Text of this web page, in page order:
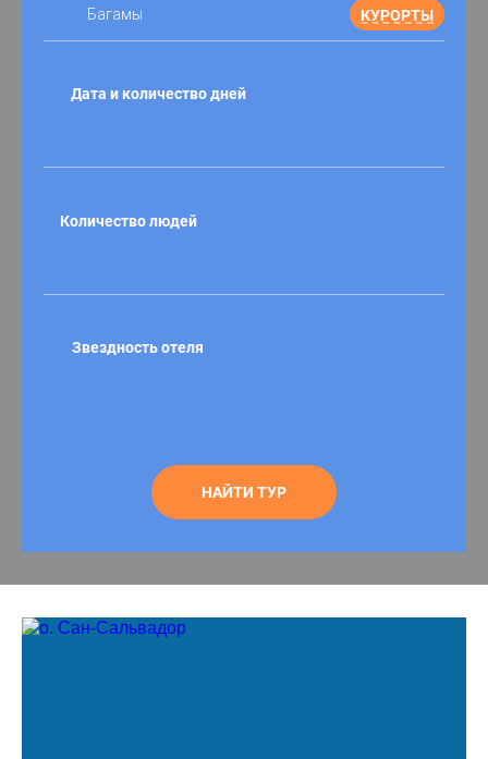
Багамы КУРОРТЫ
Дата и количество дней
Количество людей
Звездность отеля
НАЙТИ ТУР